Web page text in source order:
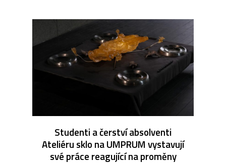
Studenti a čerství absolventi
Ateliéru sklo na UMPRUM vystavují
své práce reagující na proměny